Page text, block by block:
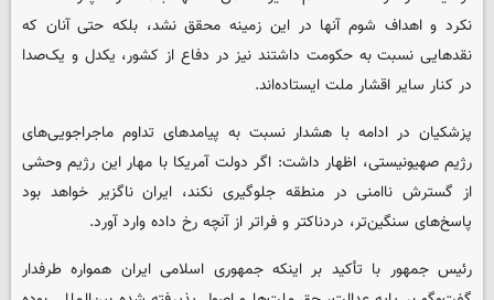
نکرد و اهداف شوم آنها در این زمینه محقق نشد، بلکه حتی آنان که
نقدهایی نسبت به حکومت داشتند نیز در دفاع از کشور، یکدل و یک‌صدا
در کنار سایر اقشار ملت ایستاده‌اند.
پزشکیان در ادامه با هشدار نسبت به پیامدهای تداوم ماجراجویی‌های
رژیم صهیونیستی، اظهار داشت: اگر دولت آمریکا با مهار این رژیم وحشی
از گسترش ناامنی در منطقه جلوگیری نکند، ایران ناگزیر خواهد بود
پاسخ‌های سنگین‌تر، دردناکتر و فراتر از آنچه رخ داده وارد آورد.
رئیس جمهور با تأکید بر اینکه جمهوری اسلامی ایران همواره طرفدار